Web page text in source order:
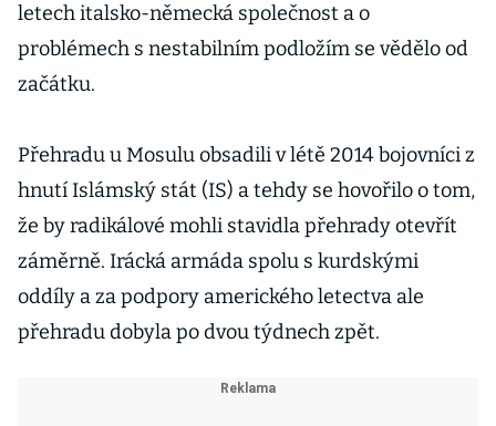
letech italsko-německá společnost a o
problémech s nestabilním podložím se vědělo od
začátku.
Přehradu u Mosulu obsadili v létě 2014 bojovníci z
hnutí Islámský stát (IS) a tehdy se hovořilo o tom,
že by radikálové mohli stavidla přehrady otevřít
záměrně. Irácká armáda spolu s kurdskými
oddíly a za podpory amerického letectva ale
přehradu dobyla po dvou týdnech zpět.